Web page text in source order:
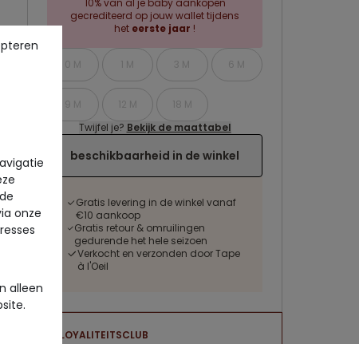
10% van al je baby aankopen
gecrediteerd op jouw wallet tijdens
het eerste jaar !
0 M 1 M 3 M 6 M
9 M 12 M
18 M
Twijfel je? Bekijk de maattabel
beschikbaarheid in de winkel
Gratis levering in de winkel vanaf
€10 aankoop
Gratis retour & omruilingen
gedurende het hele seizoen
Verkocht en verzonden door Tape
à l'Oeil
LOYALITEITSCLUB
onze
alleen